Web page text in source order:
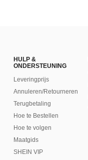
HULP &
ONDERSTEUNING
Leveringprijs
Annuleren/Retourneren
Terugbetaling
Hoe te Bestellen
Hoe te volgen
Maatgids
SHEIN VIP